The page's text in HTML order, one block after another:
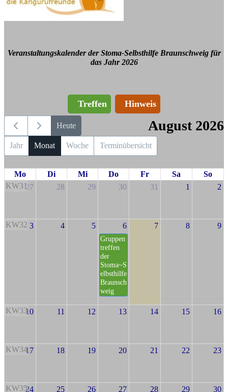
Veranstaltungskalender der Stoma-Selbsthilfe Braunschweig für
das Jahr 2026
Treffen Hinweis
Heute August 2026
Jahr Monat Woche Terminübersicht
Mo Di Mi Do Fr Sa
So
KW3127 28 29 30 31 1 2
KW32 3 4 5 6
Gruppen
treffen
der
Stoma~S
elbsthilfe
Braunsch
weig
7 8 9
KW3310 11 12 13 14 15 16
KW3417 18 19 20 21 22 23
KW3524 25 26 27 28 29 30